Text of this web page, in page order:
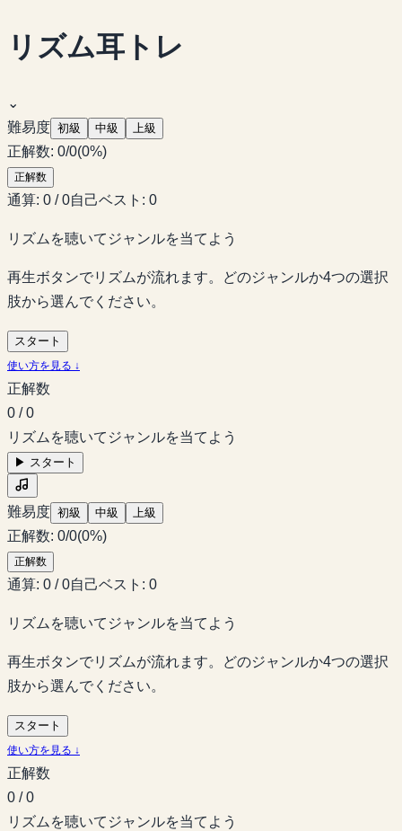
リズム耳トレ
⌄
難易度 初級 中級 上級
正解数: 0/0(0%)
正解数
通算: 0 /0自己ベスト : 0
リズムを聴いてジャンルを当てよう
再生ボタンでリズムが流れます。どのジャンルか4つの選択
肢から選んでください。
スタート
使い方を見る ↓
正解数
0 / 0
リズムを聴いてジャンルを当てよう
▶ スタート
難易度 初級 中級 上級
正解数: 0/0(0%)
正解数
通算: 0 /0自己ベスト : 0
リズムを聴いてジャンルを当てよう
再生ボタンでリズムが流れます。どのジャンルか4つの選択
肢から選んでください。
スタート
使い方を見る ↓
正解数
0 / 0
リズムを聴いてジャンルを当てよう